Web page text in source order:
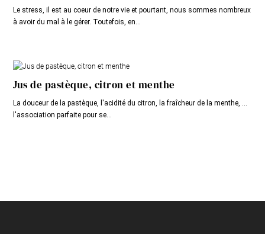
Le stress, il est au coeur de notre vie et pourtant, nous sommes nombreux
à avoir du mal à le gérer. Toutefois, en...
Jus de pastèque, citron et menthe
La douceur de la pastèque, l'acidité du citron, la fraîcheur de la menthe, ...
l'association parfaite pour se...